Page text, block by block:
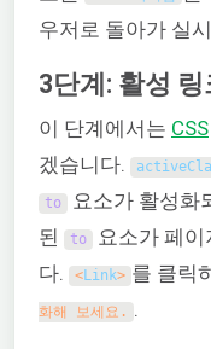
우저로 돌아가 실
3단계: 활성
이 단계에서는 CSS
겠습니다.
to 요소가 활성화
된
to 요소가 페이
다.
<Link> 를 클릭
화해 보세요. .